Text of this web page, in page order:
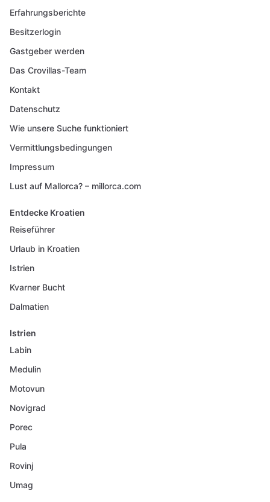
Erfahrungsberichte
Besitzerlogin
Gastgeber werden
Das Crovillas-Team
Kontakt
Datenschutz
Wie unsere Suche funktioniert
Vermittlungsbedingungen
Impressum
Lust auf Mallorca? – millorca.com
Entdecke Kroatien
Reiseführer
Urlaub in Kroatien
Istrien
Kvarner Bucht
Dalmatien
Istrien
Labin
Medulin
Motovun
Novigrad
Porec
Pula
Rovinj
Umag